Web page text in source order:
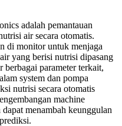
adalah pemantauan
air secara otomatis.
di monitor untuk menjaga
yang berisi nutrisi dipasang
berbagai parameter terkait,
system dan pompa
nutrisi secara otomatis
machine
menambah keunggulan